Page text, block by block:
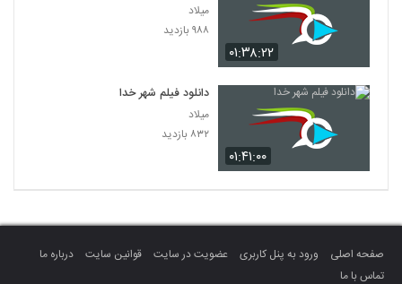
۰۱:۳۸:۲۲
میلاد
۹۸۸ بازدید
۰۱:۴۱:۰۰
دانلود فیلم شهر خدا
میلاد
۸۳۲ بازدید
صفحه اصلی ورود به پنل کاربری عضویت در سایت قوانین سایت
درباره ما
تماس با ما